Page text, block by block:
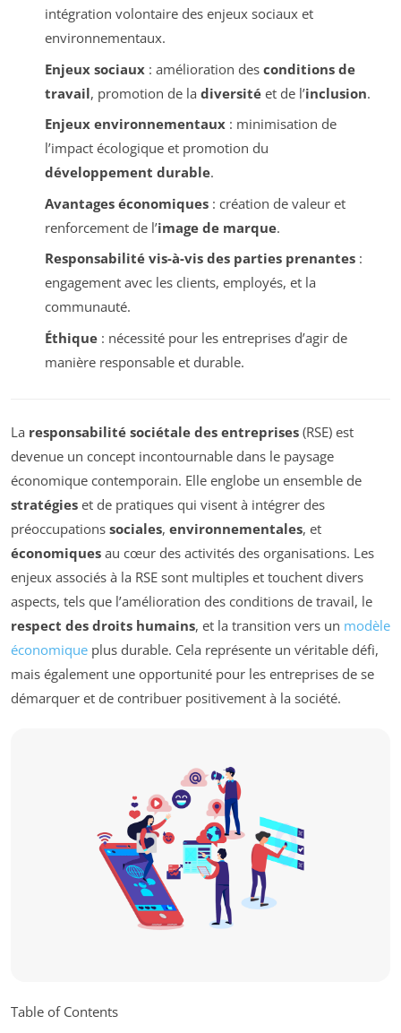
intégration volontaire des enjeux sociaux et
environnementaux.
Enjeux sociaux: amélioration des conditions de
travail, promotion de la diversitéet de l’inclusion.
Enjeux environnementaux: minimisation de
l’impact écologique et promotion du
développement durable.
Avantages économiques: création de valeur et
renforcement de l’image de marque.
Responsabilité vis-à-vis des parties prenantes:
engagement avec les clients, employés, et la
communauté.
Éthique: nécessité pour les entreprises d’agir de
manière responsable et durable.
La responsabilité sociétale des entreprises (RSE) est
devenue un concept incontournable dans le paysage
économique contemporain. Elle englobe un ensemble de
stratégies et de pratiques qui visent à intégrer des
préoccupations sociales, environnementales, et
économiques au cœur des activités des organisations. Les
enjeux associés à la RSE sont multiples et touchent divers
aspects, tels que l’amélioration des conditions de travail, le
respect des droits humains, et la transition vers un modèle
économique plus durable. Cela représente un véritable défi,
mais également une opportunité pour les entreprises de se
démarquer et de contribuer positivement à la société.
Table of Contents